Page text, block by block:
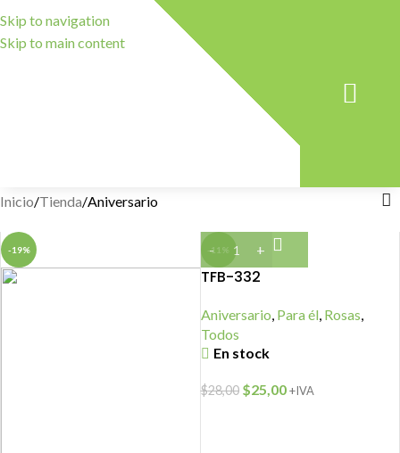
Skip to navigation
Skip to main content
Inicio Tienda Aniversario
-19% -11%
TFB-332
Aniversario, Para él, Rosas,
Todos
En stock
$28,00 $25,00 +IVA